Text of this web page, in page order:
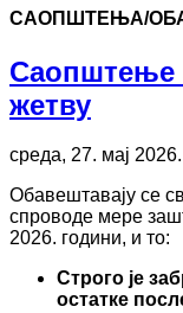
САОПШТЕЊА/
Саопштење
жетву
среда, 27. мај 2026.
Обавештавају се
спроводе мере
2026. години, и то:
Строго је
остатке